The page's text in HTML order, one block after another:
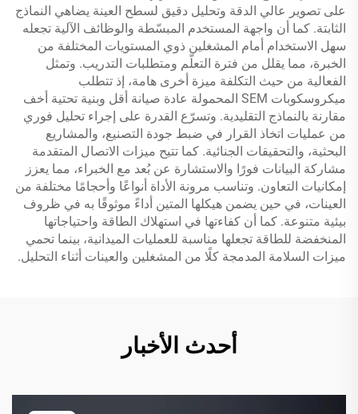
على تصوير عالي الدقة وتحليل دقيق لسطح العينة يضاهي النماذج
الثابتة. كما أن واجهة المستخدم المبسّطة والوظائف الآلية تجعله
سهل الاستخدام أمام المشغلين ذوي المستويات المختلفة من
الخبرة، مما يقلل من فترة التعلّم ومتطلبات التدريب. وتمثل
الفعالية من حيث التكلفة ميزة أخرى هامة، إذ تتطلب
ميكروسكوبات SEM المحمولة عادة صيانة أقل وبنية تحتية أخف
مقارنة بالنماذج التقليدية. وتسرّع القدرة على إجراء تحليل فوري
من عمليات اتخاذ القرار في ضبط جودة التصنيع، والمشاريع
البحثية، والتحقيقات الجنائية. كما تتيح ميزات الاتصال المتقدمة
مشاركة البيانات فورًا والاستشارة عن بُعد مع الخبراء، مما يعزز
إمكانيات التعاون. وتناسب مرونة الأداة أنواعًا وأحجامًا مختلفة من
العينات، في حين يضمن هيكلها المتين أداءً موثوقًا به في ظروف
بيئية متنوعة. كما أن كفاءتها في استهلاك الطاقة واحتياجاتها
المنخفضة للطاقة تجعلها مناسبة للعمليات الميدانية، بينما تحمي
ميزات السلامة المدمجة كلًا من المشغلين والعينات أثناء التحليل.
أحدث الأخبار